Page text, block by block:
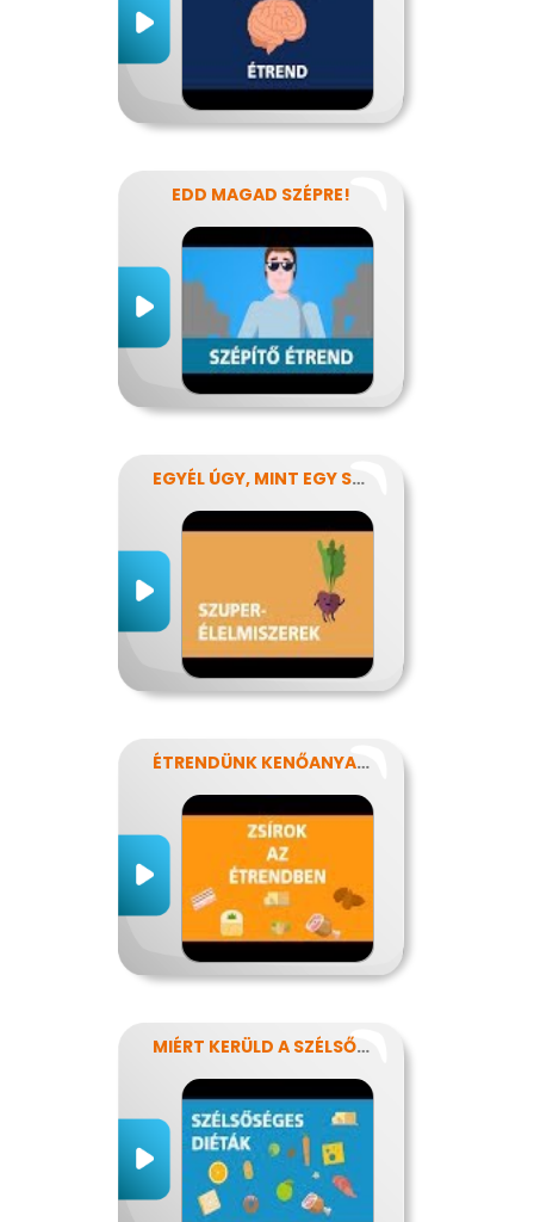
EDD MAGAD SZÉPRE!
EGYÉL ÚGY, MINT EGY SZUPERHŐS!
ÉTRENDÜNK KENŐANYAGAI: A ZSÍROK
MIÉRT KERÜLD A SZÉLSŐSÉGES DIÉTÁKAT?